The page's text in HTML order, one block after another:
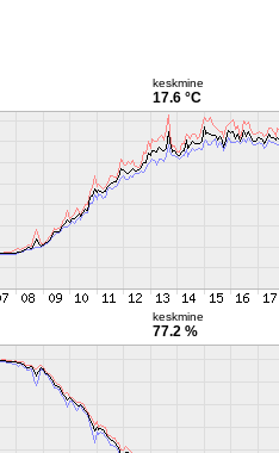
keskmine
17.6 °C
keskmine
77.2 %